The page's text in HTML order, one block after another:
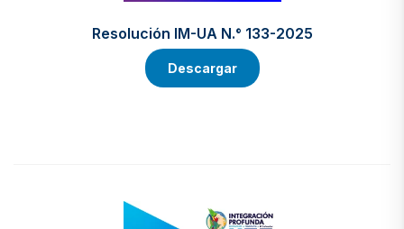
Resolución IM-UA N.° 133-2025
Descargar